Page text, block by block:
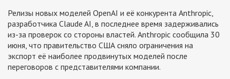
Релизы новых моделей OpenAI и её конкурента Anthropic,
разработчика Claude AI, в последнее время задерживались
из-за проверок со стороны властей. Anthropic сообщила 30
июня, что правительство США сняло ограничения на
экспорт её наиболее продвинутых моделей после
переговоров с представителями компании.